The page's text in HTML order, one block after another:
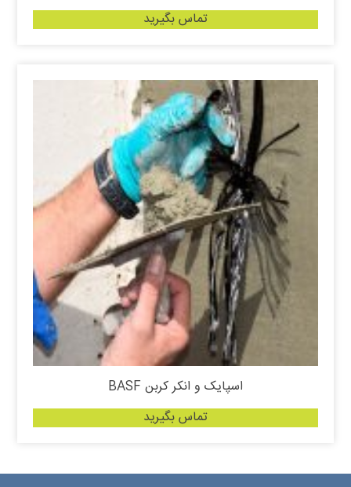
تماس بگیرید
اسپایک و انکر کربن BASF
تماس بگیرید